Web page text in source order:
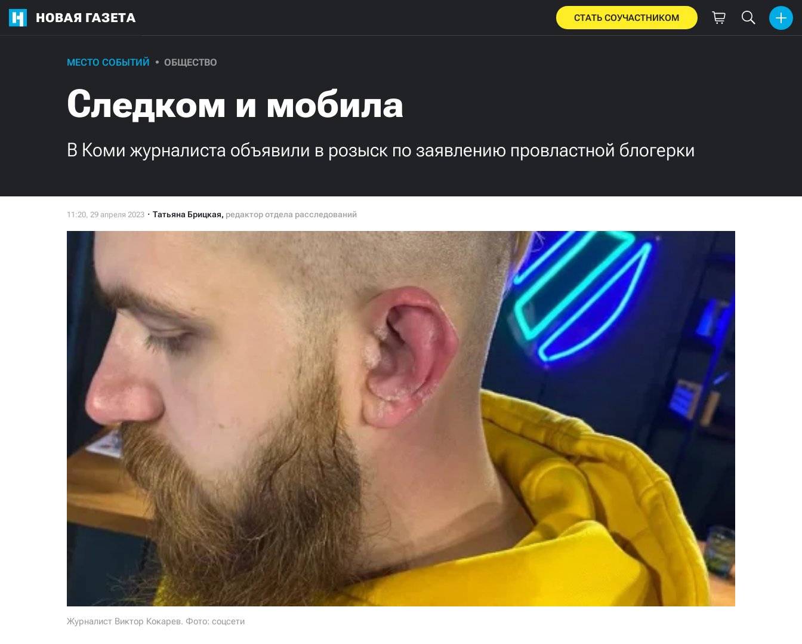
НОВАЯ ГАЗЕТА СТАТЬ СОУЧАСТНИКОМ
МЕСТО СОБЫТИЙ ОБЩЕСТВО
Следком и мобила
В Коми журналиста объявили в розыск по заявлению провластной блогерки
Татьяна Брицкая, редактор отдела расследований
Журналист Виктор Кокарев. Фото: соцсети